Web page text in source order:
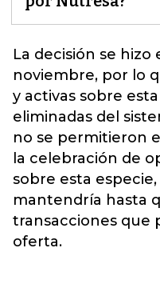
La decisión se hizo
noviembre, por lo
y activas sobre
eliminadas del
no se permitieron
la celebración de
sobre esta
mantendría hasta
transacciones que
oferta.